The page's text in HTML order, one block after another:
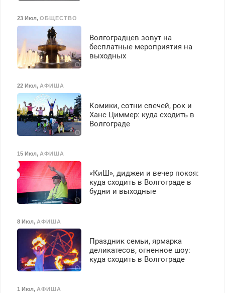
23 Июл, ОБЩЕСТВО
Волгоградцев зовут на
бесплатные мероприятия на
выходных
22 Июл, АФИША
Комики, сотни свечей, рок и
Ханс Циммер: куда сходить в
Волгограде
15 Июл, АФИША
«КиШ», диджеи и вечер покоя:
куда сходить в Волгограде в
будни и выходные
8 Июл, АФИША
Праздник семьи, ярмарка
деликатесов, огненное шоу:
куда сходить в Волгограде
1 Июл, АФИША